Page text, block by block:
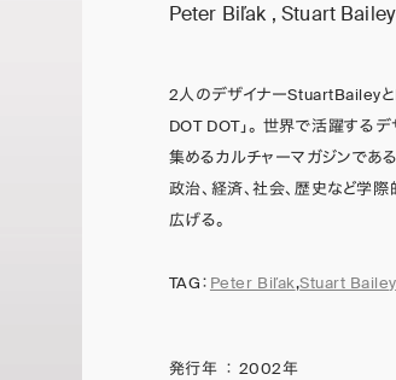
Peter Biľak , Stuart Bailey
2人のデザイナーStuartBailey
DOT DOT」。 世界で活躍する
集めるカルチャーマガジンであ
政治、経済、社会、歴史など学
広げる。
TAG： Peter Biľak,Stuart Bailey
発行年 ： 2002年